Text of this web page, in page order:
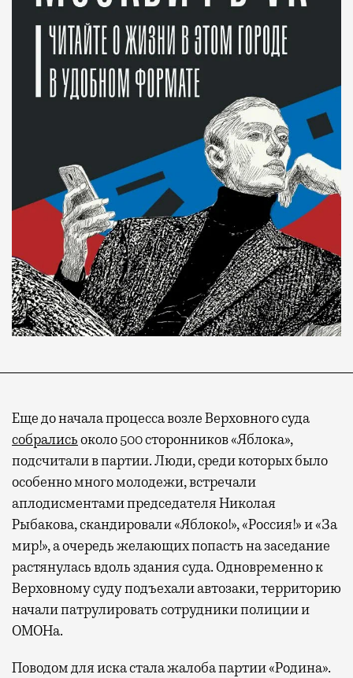
Еще до начала процесса возле Верховного суда
собралисьоколо 500 сторонников «Яблока»,
подсчитали в партии. Люди, среди которых было
особенно много молодежи, встречали
аплодисментами председателя Николая
Рыбакова, скандировали «Яблоко!», «Россия!» и «За
мир!», а очередь желающих попасть на заседание
растянулась вдоль здания суда. Одновременно к
Верховному суду подъехали автозаки, территорию
начали патрулировать сотрудники полиции и
ОМОНа.
Поводом для иска стала жалоба партии «Родина».